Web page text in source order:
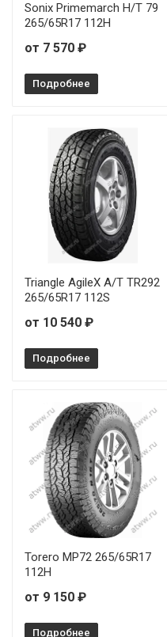
Sonix Primemarch H/T 79
265/65R17 112H
от 7 570 ₽
Подробнее
Triangle AgileX A/T TR292
265/65R17 112S
от 10 540 ₽
Подробнее
Torero MP72 265/65R17
112H
от 9 150 ₽
Подробнее